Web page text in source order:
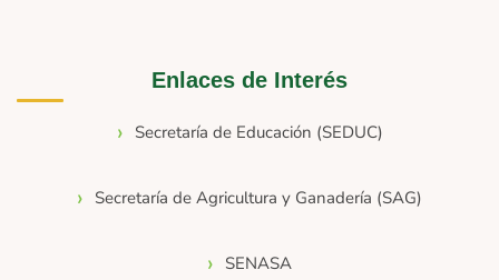
Enlaces de Interés
Secretaría de Educación (SEDUC)
Secretaría de Agricultura y Ganadería (SAG)
SENASA